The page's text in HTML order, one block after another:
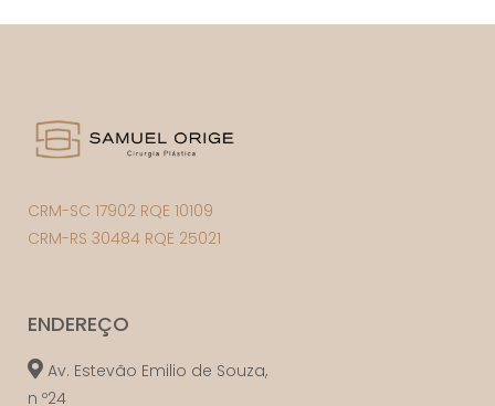
CRM-SC 17902 RQE 10109
CRM-RS 30484 RQE 25021
ENDEREÇO
Av. Estevão Emilio de Souza,
n º24